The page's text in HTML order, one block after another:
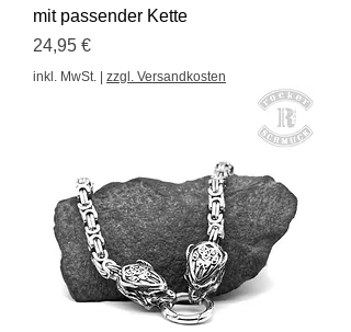
mit passender Kette
Preis
24,95 €
inkl. MwSt. | zzgl. Versandkosten